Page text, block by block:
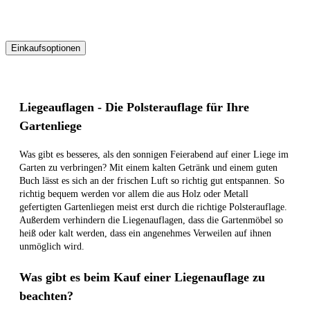
Einkaufsoptionen
Liegeauflagen - Die Polsterauflage für Ihre
Gartenliege
Was gibt es besseres, als den sonnigen Feierabend auf einer Liege im
Garten zu verbringen? Mit einem kalten Getränk und einem guten
Buch lässt es sich an der frischen Luft so richtig gut entspannen. So
richtig bequem werden vor allem die aus Holz oder Metall
gefertigten Gartenliegen meist erst durch die richtige Polsterauflage.
Außerdem verhindern die Liegenauflagen, dass die Gartenmöbel so
heiß oder kalt werden, dass ein angenehmes Verweilen auf ihnen
unmöglich wird.
Was gibt es beim Kauf einer Liegenauflage zu
beachten?